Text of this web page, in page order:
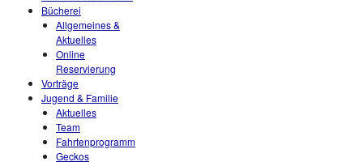
Bücherei
Allgemeines &
Aktuelles
Online
Reservierung
Vorträge
Jugend & Familie
Aktuelles
Team
Fahrtenprogramm
Geckos